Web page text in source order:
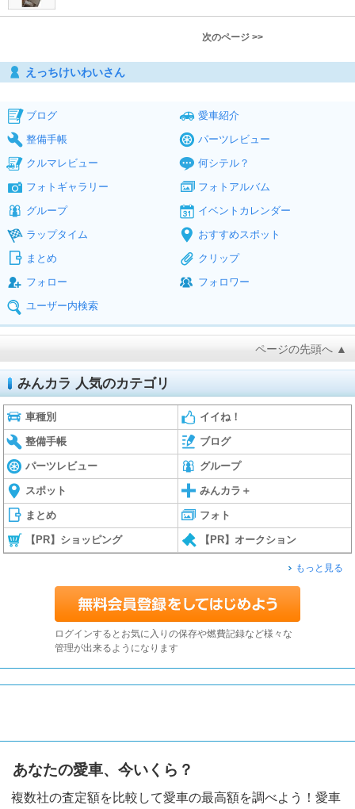
次のページ >>
えっちけいわいさん
ブログ
愛車紹介
整備手帳
パーツレビュー
クルマレビュー
何シテル？
フォトギャラリー
フォトアルバム
グループ
イベントカレンダー
ラップタイム
おすすめスポット
まとめ
クリップ
フォロー
フォロワー
ユーザー内検索
ページの先頭へ ▲
みんカラ 人気のカテゴリ
車種別 イイね！
整備手帳 ブログ
パーツレビュー グループ
スポット みんカラ＋
まとめ フォト
【PR】ショッピング 【PR】オークション
もっと見る
ログインするとお気に入りの保存や燃費記録など様々な
管理が出来るようになります
あなたの愛車、今いくら？
複数社の査定額を比較して愛車の最高額を調べよう！愛車